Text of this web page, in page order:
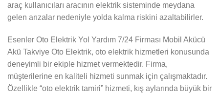
araç kullanıcıları aracının elektrik sisteminde meydana
gelen arızalar nedeniyle yolda kalma riskini azaltabilirler.
Esenler Oto Elektrik Yol Yardım 7/24 Firması Mobil Akücü
Akü Takviye Oto Elektrik, oto elektrik hizmetleri konusunda
deneyimli bir ekiple hizmet vermektedir. Firma,
müşterilerine en kaliteli hizmeti sunmak için çalışmaktadır.
Özellikle “oto elektrik tamiri” hizmeti, kış aylarında büyük bir